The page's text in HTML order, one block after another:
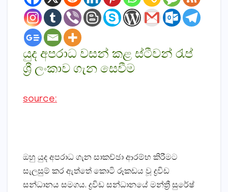
යුද අපරාධ වසන් කළ ස්‌ටීවන් රැප්
ශ්‍රී ලංකාව ගැන සෙවීම
source:
ඔහු යුද අපරාධ ගැන සාකච්ඡා ආරම්භ කිරීමට
සැලසුම් කර ඇත්තේ කොටි රූකඩය වූ ද්‍රවිඩ
සන්ධානය සමගය. ද්‍රවිඩ සන්ධානයේ මන්ත්‍රී සුරේෂ්